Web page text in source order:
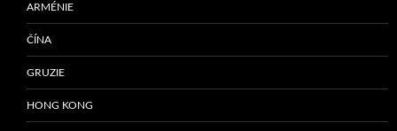
ARMÉNIE
ČÍNA
GRUZIE
HONG KONG